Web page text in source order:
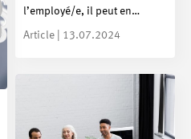
l’employé/e, il peut en…
Article | 13.07.2024